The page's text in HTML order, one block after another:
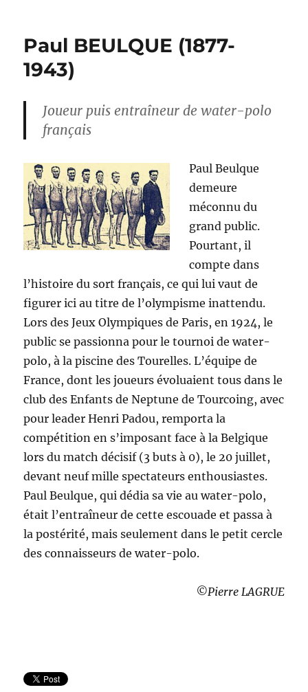
bataille
Paul BEULQUE (1877-
1943)
Joueur puis entraîneur de water-polo
français
Paul Beulque
demeure
méconnu du
grand public.
Pourtant, il
compte dans
l’histoire du sort français, ce qui lui vaut de
figurer ici au titre de l’olympisme inattendu.
Lors des Jeux Olympiques de Paris, en 1924, le
public se passionna pour le tournoi de water-
polo, à la piscine des Tourelles. L’équipe de
France, dont les joueurs évoluaient tous dans le
club des Enfants de Neptune de Tourcoing, avec
pour leader Henri Padou, remporta la
compétition en s’imposant face à la Belgique
lors du match décisif (3 buts à 0), le 20 juillet,
devant neuf mille spectateurs enthousiastes.
Paul Beulque, qui dédia sa vie au water-polo,
était l’entraîneur de cette escouade et passa à
la postérité, mais seulement dans le petit cercle
des connaisseurs de water-polo.
©Pierre LAGRUE